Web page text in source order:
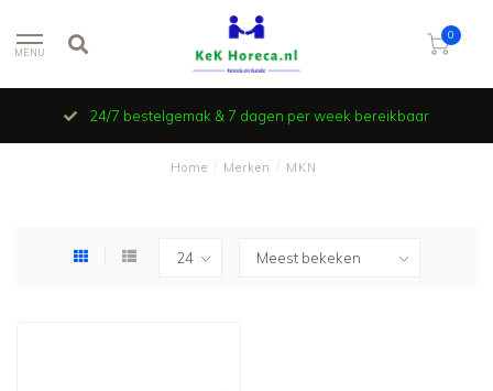
MENU
0
24/7 bestelgemak & 7 dagen per week bereikbaar
Home Merken MKN